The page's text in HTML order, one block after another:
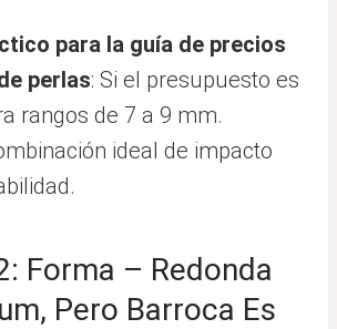
para la guía de precios
perlas: Si el presupuesto es
rangos de 7 a 9 mm.
ideal de impacto
Forma – Redonda
Pero Barroca Es